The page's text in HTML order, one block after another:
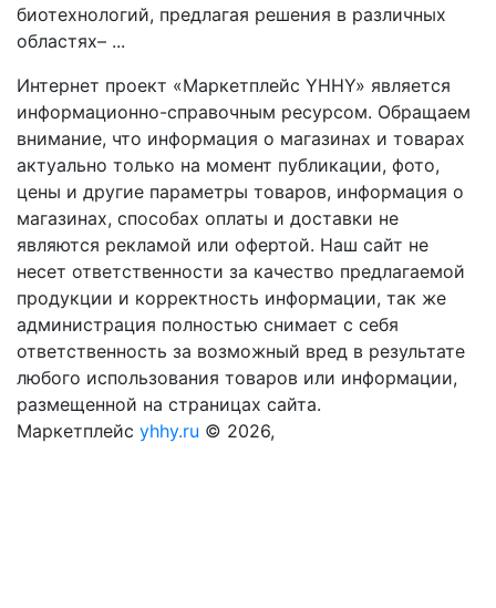
биотехнологий, предлагая решения в различных
областях– ...
Интернет проект «Маркетплейс YHHY» является
информационно-справочным ресурсом. Обращаем
внимание, что информация о магазинах и товарах
актуально только на момент публикации, фото,
цены и другие параметры товаров, информация о
магазинах, способах оплаты и доставки не
являются рекламой или офертой. Наш сайт не
несет ответственности за качество предлагаемой
продукции и корректность информации, так же
администрация полностью снимает с себя
ответственность за возможный вред в результате
любого использования товаров или информации,
размещенной на страницах сайта.
Маркетплейс yhhy.ru © 2026,